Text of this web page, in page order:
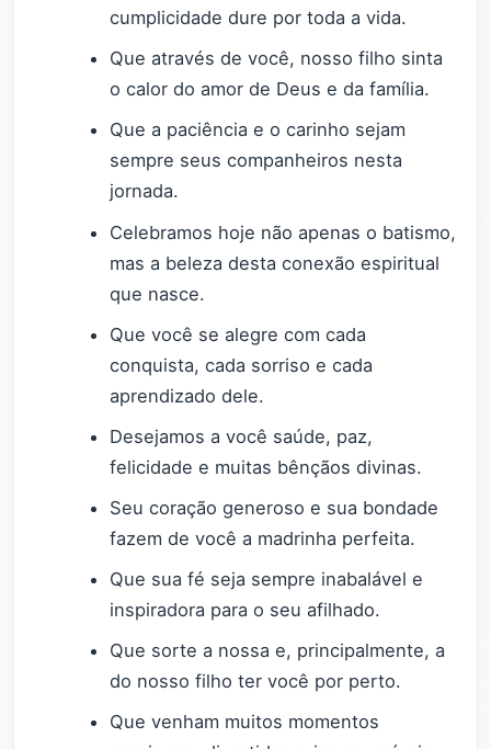
cumplicidade dure por toda a vida.
Que através de você, nosso filho sinta
o calor do amor de Deus e da família.
Que a paciência e o carinho sejam
sempre seus companheiros nesta
jornada.
Celebramos hoje não apenas o batismo,
mas a beleza desta conexão espiritual
que nasce.
Que você se alegre com cada
conquista, cada sorriso e cada
aprendizado dele.
Desejamos a você saúde, paz,
felicidade e muitas bênçãos divinas.
Seu coração generoso e sua bondade
fazem de você a madrinha perfeita.
Que sua fé seja sempre inabalável e
inspiradora para o seu afilhado.
Que sorte a nossa e, principalmente, a
do nosso filho ter você por perto.
Que venham muitos momentos